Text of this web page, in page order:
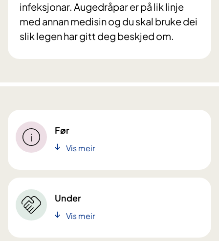
infeksjonar. Augedråpar er på lik linje
med annan medisin og du skal bruke dei
slik legen har gitt deg beskjed om.
Før
Vis meir
Under
Vis meir